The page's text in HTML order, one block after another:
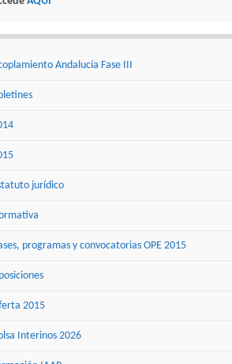
Andalucía Fase III
jurídico
programas y convocatorias OPE 2015
2015
Interinos 2026